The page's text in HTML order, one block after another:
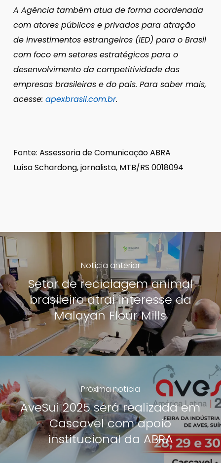
A Agência também atua de forma coordenada
com atores públicos e privados para atração
de investimentos estrangeiros (IED) para o Brasil
com foco em setores estratégicos para o
desenvolvimento da competitividade das
empresas brasileiras e do país. Para saber mais,
acesse: apexbrasil.com.br.
Fonte: Assessoria de Comunicação ABRA
Luísa Schardong, jornalista, MTB/RS 0018094
Notícia anterior
Setor de reciclagem animal
brasileiro atrai interesse da
Malayan Flour Mills
Próxima notícia
AveSui 2025 será realizada em
Cascavel com apoio
institucional da ABRA